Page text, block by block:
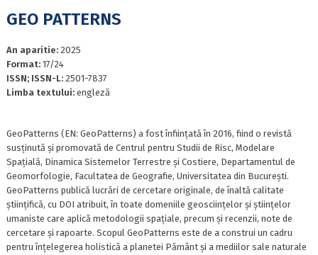
GEO PATTERNS
An aparitie: 2025
Format: 17/24
ISSN; ISSN-L: 2501-7837
Limba textului: engleză
GeoPatterns (EN: GeoPatterns) a fost înființată în 2016, fiind o revistă
susținută și promovată de Centrul pentru Studii de Risc, Modelare
Spațială, Dinamica Sistemelor Terrestre și Costiere, Departamentul de
Geomorfologie, Facultatea de Geografie, Universitatea din București.
GeoPatterns publică lucrări de cercetare originale, de înaltă calitate
științifică, cu DOI atribuit, în toate domeniile geosciințelor și științelor
umaniste care aplică metodologii spațiale, precum și recenzii, note de
cercetare și rapoarte. Scopul GeoPatterns este de a construi un cadru
pentru înțelegerea holistică a planetei Pământ și a mediilor sale naturale